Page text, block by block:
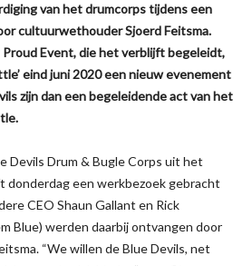
van het drumcorps tijdens een
cultuurwethouder Sjoerd Feitsma.
Event, die het verblijft begeleidt,
eind juni 2020 een nieuw evenement
zijn dan een begeleidende act van het
Devils Drum & Bugle Corps uit het
donderdag een werkbezoek gebracht
CEO Shaun Gallant en Rick
Blue) werden daarbij ontvangen door
“We willen de Blue Devils, net